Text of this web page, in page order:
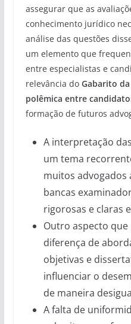
assegurar que as
conhecimento jurídico
análise das questões
um elemento que
entre especialistas e
relevância do Gabarito
polêmica entre
formação de futuros
A interpretação
um tema
muitos advogados
bancas
rigorosas e claras
Outro aspecto que
diferença de
objetivas e
influenciar o
de maneira
A falta de